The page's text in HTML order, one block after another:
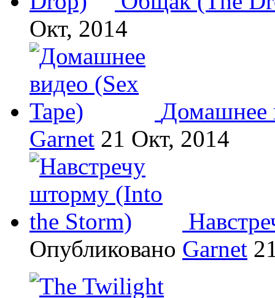
Окт, 2014
Домашнее
Garnet 21 Окт, 2014
Опубликовано Garnet